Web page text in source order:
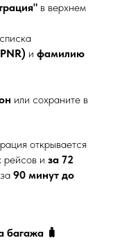
в верхнем
и фамилию
или сохраните в
открывается
рейсов и за 72
90 минут до
багажа 🧳